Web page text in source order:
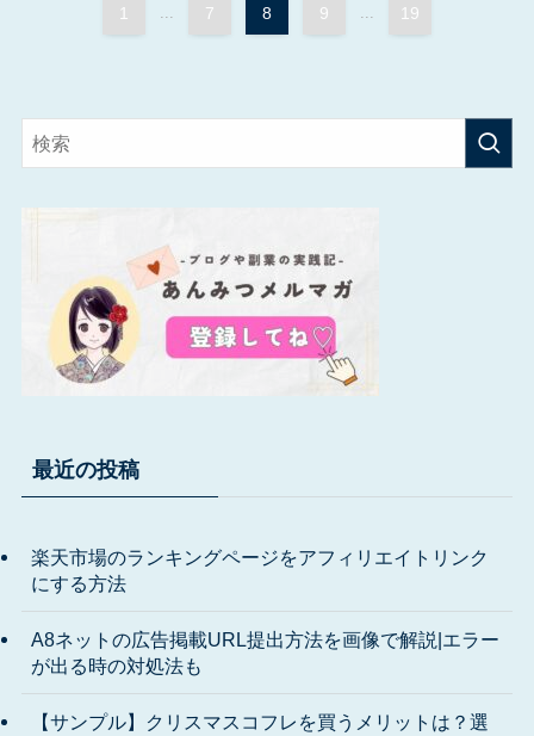
1 7 8 9 19
最近の投稿
楽天市場のランキングページをアフィリエイトリンク
にする方法
A8ネットの広告掲載URL提出方法を画像で解説|エラー
が出る時の対処法も
【サンプル】クリスマスコフレを買うメリットは？選